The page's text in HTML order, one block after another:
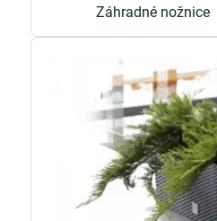
Záhradné nožnice